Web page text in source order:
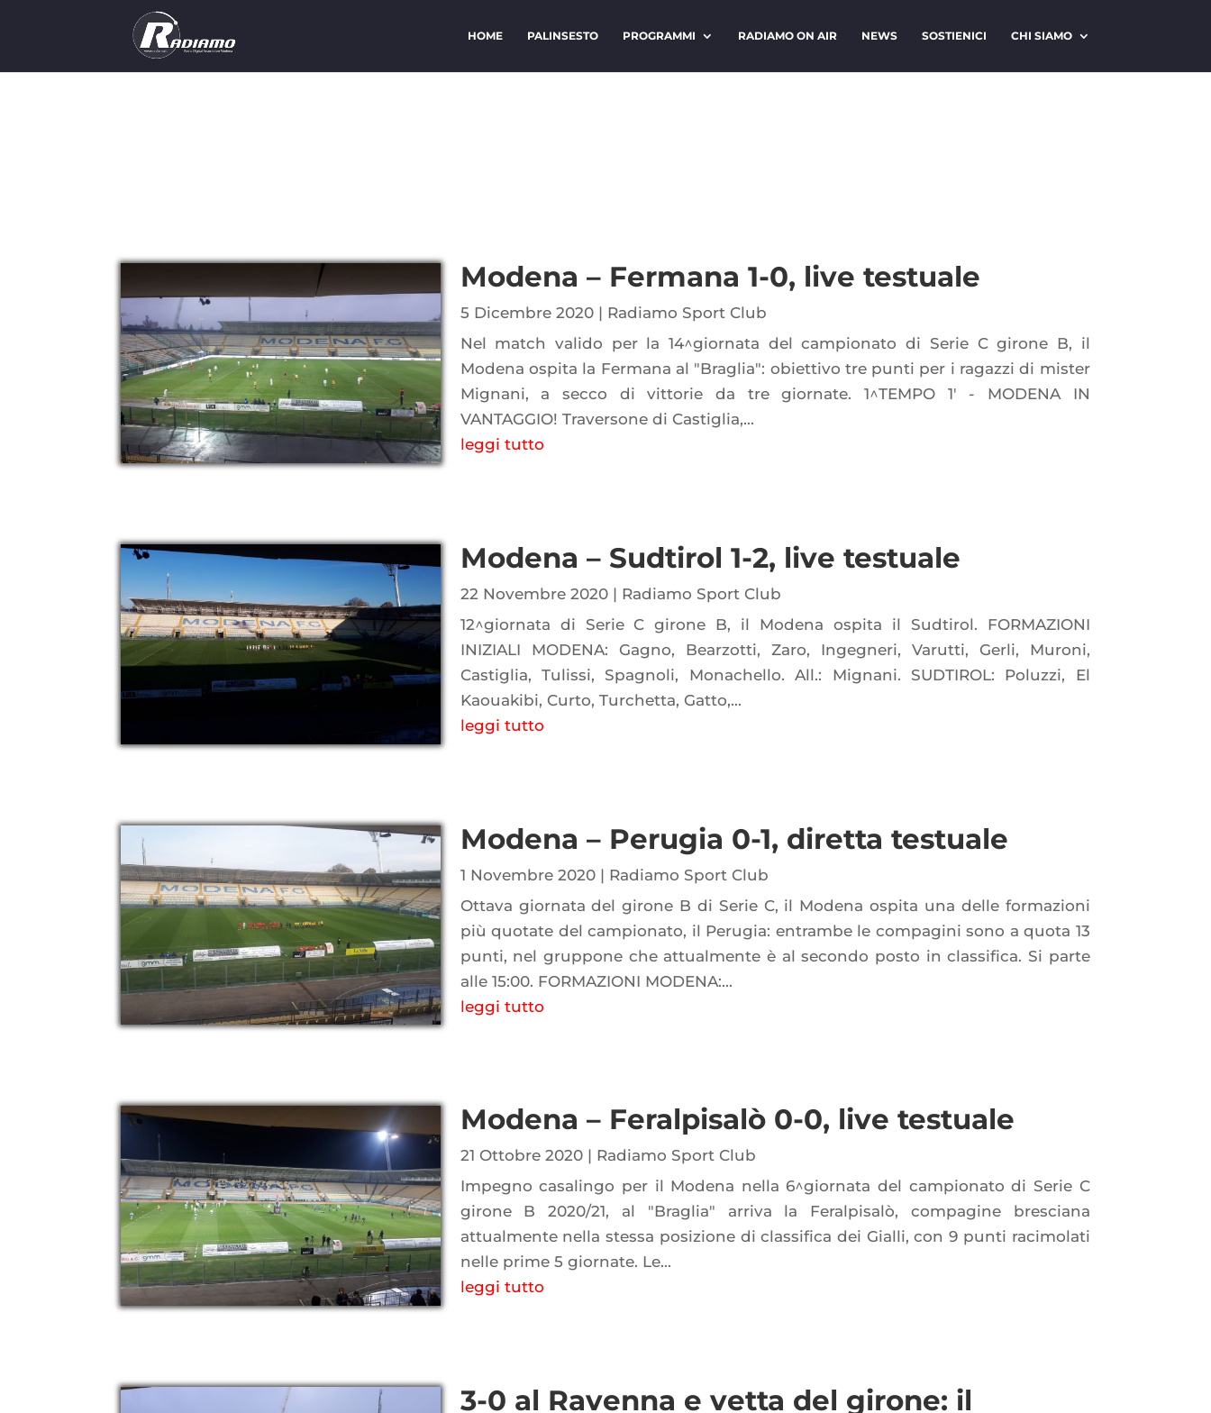
HOME PALINSESTO PROGRAMMI RADIAMO ON AIR NEWS SOSTIENICI CHI SIAMO
Modena – Fermana 1-0, live testuale
5 Dicembre 2020| Radiamo Sport Club
Nel match valido per la 14^giornata del campionato di Serie C girone B, il
Modena ospita la Fermana al "Braglia": obiettivo tre punti per i ragazzi di mister
Mignani, a secco di vittorie da tre giornate. 1^TEMPO 1' - MODENA IN
VANTAGGIO! Traversone di Castiglia,...
leggi tutto
Modena – Sudtirol 1-2, live testuale
22 Novembre 2020| Radiamo Sport Club
12^giornata di Serie C girone B, il Modena ospita il Sudtirol. FORMAZIONI
INIZIALI MODENA: Gagno, Bearzotti, Zaro, Ingegneri, Varutti, Gerli, Muroni,
Castiglia, Tulissi, Spagnoli, Monachello. All.: Mignani. SUDTIROL: Poluzzi, El
Kaouakibi, Curto, Turchetta, Gatto,...
leggi tutto
Modena – Perugia 0-1, diretta testuale
1 Novembre 2020| Radiamo Sport Club
Ottava giornata del girone B di Serie C, il Modena ospita una delle formazioni
più quotate del campionato, il Perugia: entrambe le compagini sono a quota 13
punti, nel gruppone che attualmente è al secondo posto in classifica. Si parte
alle 15:00. FORMAZIONI MODENA:...
leggi tutto
Modena – Feralpisalò 0-0, live testuale
21 Ottobre 2020| Radiamo Sport Club
Impegno casalingo per il Modena nella 6^giornata del campionato di Serie C
girone B 2020/21, al "Braglia" arriva la Feralpisalò, compagine bresciana
attualmente nella stessa posizione di classifica dei Gialli, con 9 punti racimolati
nelle prime 5 giornate. Le...
leggi tutto
3-0 al Ravenna e vetta del girone: il